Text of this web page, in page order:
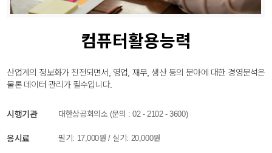
컴퓨터활용능력
산업계의 정보화가 진전되면서, 영업, 재무, 생산 등의 분야에 대한 경영분석은
물론 데이터 관리가 필수입니다.
시행기관 대한상공회의소 (문의 : 02 - 2102 - 3600)
응시료 필기: 17,000원 / 실기: 20,000원